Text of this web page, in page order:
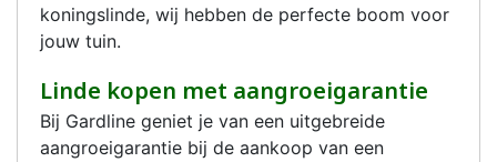
koningslinde, wij hebben de perfecte boom voor
jouw tuin.
Linde kopen met aangroeigarantie
Bij Gardline geniet je van een uitgebreide
aangroeigarantie bij de aankoop van een